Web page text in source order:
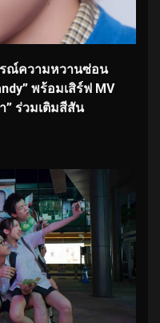
รณ์ความหวานซ่อน
พร้อมเสิร์ฟ MV
” ร่วมเติมสีสัน